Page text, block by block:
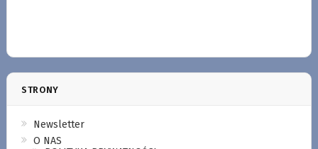
STRONY
Newsletter
O NAS